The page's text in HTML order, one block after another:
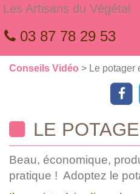
Les Artisans du Végétal
03 87 78 29 53
Conseils Vidéo > Le potager
LE
Beau, économique,
pratique ! Adoptez le